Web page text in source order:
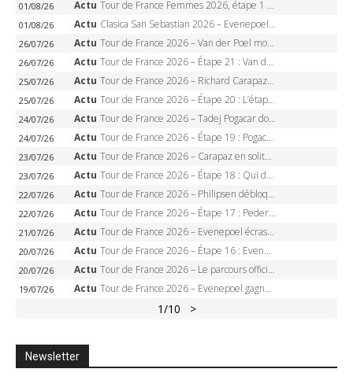
01/08/26 Actu Tour de France Femmes 2026, étape 1 – Lorena Wiebes intouchable à Lausanne, premier maillot jaune
01/08/26 Actu Clasica San Sebastian 2026 – Evenepoel recordman, 4e victoire, Carapaz battu au sprint
26/07/26 Actu Tour de France 2026 – Van der Poel monumental à Paris, Pogacar égale le record des cinq sacres
26/07/26 Actu Tour de France 2026 – Étape 21 : Van der Poel, Pogacar, qui succédera à Wout van Aert sur les Champs-Elysées ?
25/07/26 Actu Tour de France 2026 – Richard Carapaz roi des Alpes, doublé et maillot à pois, Seixas perd le podium
25/07/26 Actu Tour de France 2026 – Étape 20 : L’étape reine, Galibier, Sarenne, Alpe d’Huez, qui succédera à Pogacar ?
24/07/26 Actu Tour de France 2026 – Tadej Pogacar dompte l’Alpe d’Huez, 5e victoire, record de Pantani pulvérisé
24/07/26 Actu Tour de France 2026 – Étape 19 : Pogacar peut-il enfin dompter l’Alpe d’Huez ?
23/07/26 Actu Tour de France 2026 – Carapaz en solitaire à Orcières-Merlette, Paret-Peintre à un point du maillot à pois
23/07/26 Actu Tour de France 2026 – Étape 18 : Qui domptera Orcières-Merlette, première marche vers l’Alpe d’Huez ?
22/07/26 Actu Tour de France 2026 – Philipsen débloque son compteur à Voiron, Pedersen en danger pour le maillot vert
22/07/26 Actu Tour de France 2026 – Étape 17 : Pedersen peut-il verrouiller le maillot vert à Voiron ?
21/07/26 Actu Tour de France 2026 – Evenepoel écrase le chrono d’Évian, Seixas 4e, Lipowitz abandonne
20/07/26 Actu Tour de France 2026 – Étape 16 : Evenepoel, Pogacar, Ganna… qui domptera le chrono d’Évian pour redessiner le podium ?
20/07/26 Actu Tour de France 2026 – Le parcours officiel complet : 21 étapes, profils, carte et dates
19/07/26 Actu Tour de France 2026 – Evenepoel gagne à Solaison, Vingegaard abandonne, Pogacar toujours en jaune
1/10 >
Newsletter